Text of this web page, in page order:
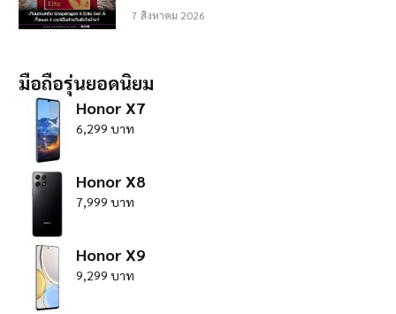
7 สิงหาคม 2026
มือถือรุ่นยอดนิยม
Honor X7
6,299 บาท
Honor X8
7,999 บาท
Honor X9
9,299 บาท